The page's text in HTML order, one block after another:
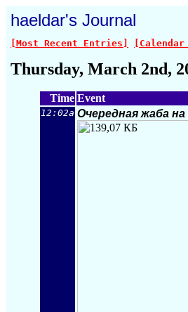
haeldar's Journal
[Most Recent Entries] [Calendar
Thursday, March 2nd,
Time Event
12:02a Очередная жаба